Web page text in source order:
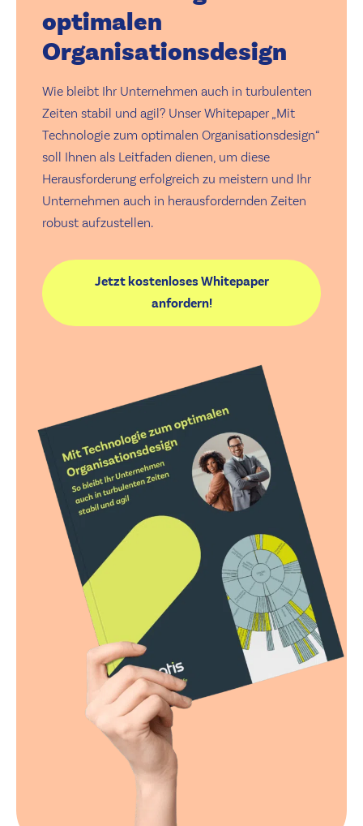
optimalen
Organisationsdesign
Wie bleibt Ihr Unternehmen auch in turbulenten
Zeiten stabil und agil? Unser Whitepaper „Mit
Technologie zum optimalen Organisationsdesign“
soll Ihnen als Leitfaden dienen, um diese
Herausforderung erfolgreich zu meistern und Ihr
Unternehmen auch in herausfordernden Zeiten
robust aufzustellen.